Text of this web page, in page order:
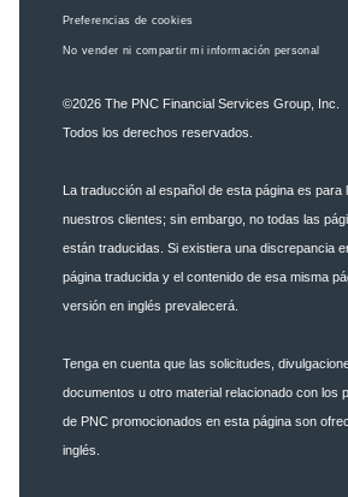
Preferencias de cookies
No vender ni compartir mi información personal
©2026 The PNC Financial Services Group, Inc.
Todos los derechos reservados.
La traducción al español de esta página es para
nuestros clientes; sin embargo, no todas las
están traducidas. Si existiera una discrepancia
página traducida y el contenido de esa misma
versión en inglés prevalecerá.
Tenga en cuenta que las solicitudes,
documentos u otro material relacionado con los
de PNC promocionados en esta página son
inglés.